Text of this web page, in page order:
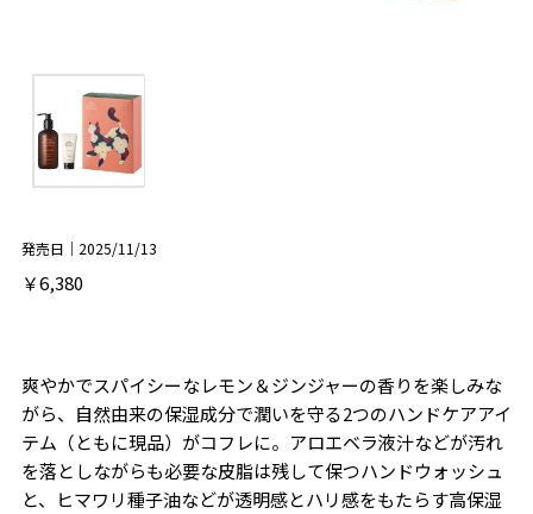
発売日｜2025/11/13
￥6,380
爽やかでスパイシーなレモン＆ジンジャーの香りを楽しみな
がら、自然由来の保湿成分で潤いを守る2つのハンドケアアイ
テム（ともに現品）がコフレに。アロエベラ液汁などが汚れ
を落としながらも必要な皮脂は残して保つハンドウォッシュ
と、ヒマワリ種子油などが透明感とハリ感をもたらす高保湿